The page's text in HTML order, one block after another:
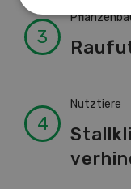
Nutztiere